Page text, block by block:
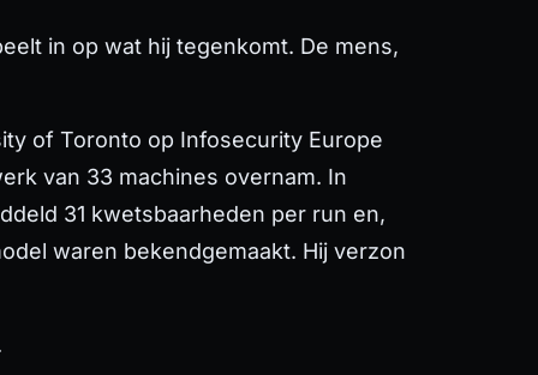
in op wat hij tegenkomt. De mens,
of Toronto op Infosecurity Europe
van 33 machines overnam. In
31 kwetsbaarheden per run en,
waren bekendgemaakt. Hij verzon